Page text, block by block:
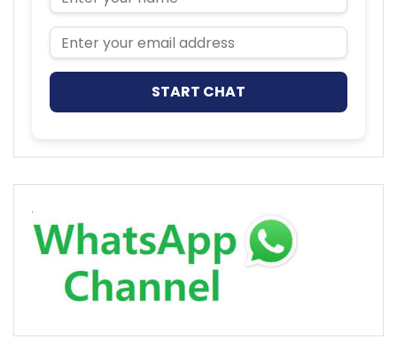
Email Address
START CHAT